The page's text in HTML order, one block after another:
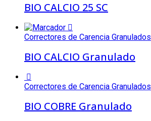
BIO CALCIO 25 SC
Correctores de Carencia Granulados
BIO CALCIO Granulado
Correctores de Carencia Granulados
BIO COBRE Granulado